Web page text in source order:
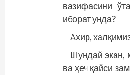
вазифасини
иборат унда?
Ахир,
Шундай экан,
ва ҳеч қайси